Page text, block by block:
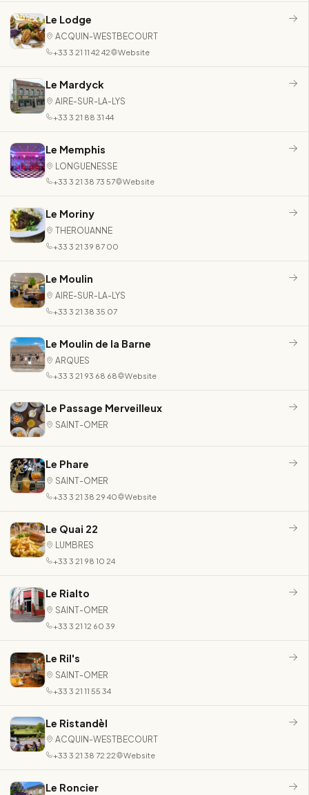
Le Lodge
ACQUIN-WESTBECOURT
+33 3 21 11 42 42 Website
Le Mardyck
AIRE-SUR-LA-LYS
+33 3 21 88 31 44
Le Memphis
LONGUENESSE
+33 3 21 38 73 57 Website
Le Moriny
THEROUANNE
+33 3 21 39 87 00
Le Moulin
AIRE-SUR-LA-LYS
+33 3 21 38 35 07
Le Moulin de la Barne
ARQUES
+33 3 21 93 68 68 Website
Le Passage Merveilleux
SAINT-OMER
Le Phare
SAINT-OMER
+33 3 21 38 29 40 Website
Le Quai 22
LUMBRES
+33 3 21 98 10 24
Le Rialto
SAINT-OMER
+33 3 21 12 60 39
Le Ril's
SAINT-OMER
+33 3 21 11 55 34
Le Ristandèl
ACQUIN-WESTBECOURT
+33 3 21 38 72 22 Website
Le Roncier